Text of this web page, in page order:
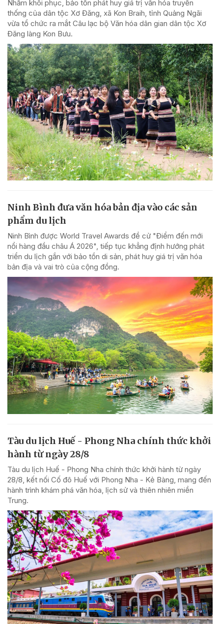
Nhằm khôi phục, bảo tồn phát huy giá trị văn hóa truyền
thống của dân tộc Xơ Đăng, xã Kon Braih, tỉnh Quảng Ngãi
vừa tổ chức ra mắt Câu lạc bộ Văn hóa dân gian dân tộc Xơ
Đăng làng Kon Bưu.
Ninh Bình đưa văn hóa bản địa vào các sản
phẩm du lịch
Ninh Bình được World Travel Awards đề cử "Điểm đến mới
nổi hàng đầu châu Á 2026", tiếp tục khẳng định hướng phát
triển du lịch gắn với bảo tồn di sản, phát huy giá trị văn hóa
bản địa và vai trò của cộng đồng.
Tàu du lịch Huế - Phong Nha chính thức khởi
hành từ ngày 28/8
Tàu du lịch Huế - Phong Nha chính thức khởi hành từ ngày
28/8, kết nối Cố đô Huế với Phong Nha - Kẻ Bàng, mang đến
hành trình khám phá văn hóa, lịch sử và thiên nhiên miền
Trung.